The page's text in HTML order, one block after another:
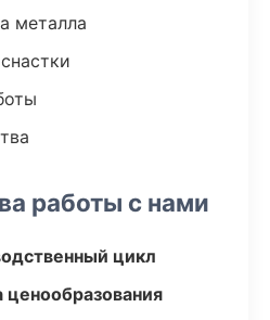
металла
работы с нами
цикл
ценообразования